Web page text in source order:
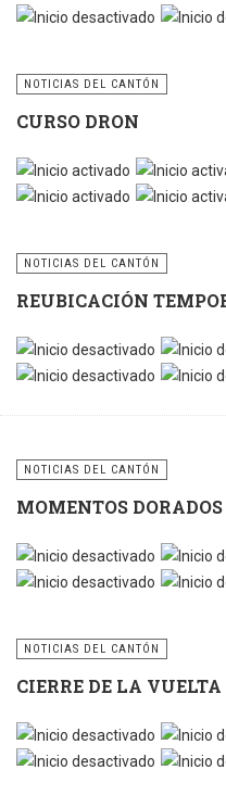
NOTICIAS DEL CANTÓN
CURSO DRON
Ratio:5 /5
NOTICIAS DEL CANTÓN
REUBICACIÓN
NOTICIAS DEL CANTÓN
MOMENTOS DORADOS
NOTICIAS DEL CANTÓN
CIERRE DE LA